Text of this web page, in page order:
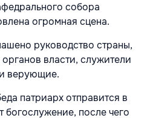
собора
огромная сцена.
руководство страны,
власти, служители
верующие.
патриарх отправится в
богослужение, после чего